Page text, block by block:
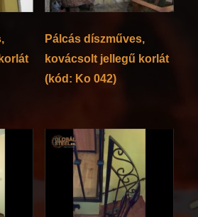
Pálcás díszműves,
kovácsolt jellegű korlát
(kód: Ko 042)